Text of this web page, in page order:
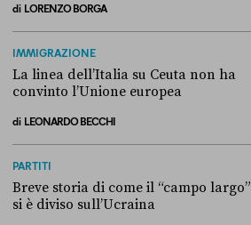
di LORENZO BORGA
IMMIGRAZIONE
La linea dell’Italia su Ceuta non ha
convinto l’Unione europea
di LEONARDO BECCHI
PARTITI
Breve storia di come il “campo largo”
si è diviso sull’Ucraina